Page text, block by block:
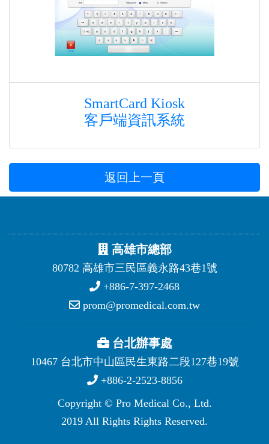
SmartCard Kiosk
客戶端資訊系統
返回上一頁
高雄市總部
80782 高雄市三民區義永路43巷1號
+886-7-397-2468
prom@promedical.com.tw
台北辦事處
10467 台北市中山區民生東路二段127巷19號
+886-2-2523-8856
Copyright © Pro Medical Co., Ltd.
2019 All Rights Rights Reserved.